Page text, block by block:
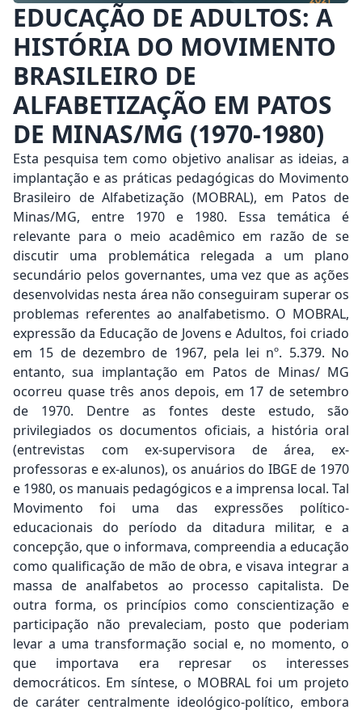
EDUCAÇÃO DE ADULTOS: A
HISTÓRIA DO MOVIMENTO
BRASILEIRO DE
ALFABETIZAÇÃO EM PATOS
DE MINAS/MG (1970-1980)
Esta pesquisa tem como objetivo analisar as ideias, a
implantação e as práticas pedagógicas do Movimento
Brasileiro de Alfabetização (MOBRAL), em Patos de
Minas/MG, entre 1970 e 1980. Essa temática é
relevante para o meio acadêmico em razão de se
discutir uma problemática relegada a um plano
secundário pelos governantes, uma vez que as ações
desenvolvidas nesta área não conseguiram superar os
problemas referentes ao analfabetismo. O MOBRAL,
expressão da Educação de Jovens e Adultos, foi criado
em 15 de dezembro de 1967, pela lei nº. 5.379. No
entanto, sua implantação em Patos de Minas/ MG
ocorreu quase três anos depois, em 17 de setembro
de 1970. Dentre as fontes deste estudo, são
privilegiados os documentos oficiais, a história oral
(entrevistas com ex-supervisora de área, ex-
professoras e ex-alunos), os anuários do IBGE de 1970
e 1980, os manuais pedagógicos e a imprensa local. Tal
Movimento foi uma das expressões político-
educacionais do período da ditadura militar, e a
concepção, que o informava, compreendia a educação
como qualificação de mão de obra, e visava integrar a
massa de analfabetos ao processo capitalista. De
outra forma, os princípios como conscientização e
participação não prevaleciam, posto que poderiam
levar a uma transformação social e, no momento, o
que importava era represar os interesses
democráticos. Em síntese, o MOBRAL foi um projeto
de caráter centralmente ideológico-político, embora